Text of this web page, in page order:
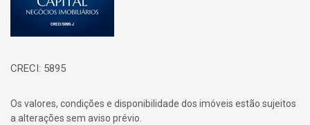
CRECI: 5895
Os valores, condições e disponibilidade dos imóveis estão sujeitos
a alterações sem aviso prévio.